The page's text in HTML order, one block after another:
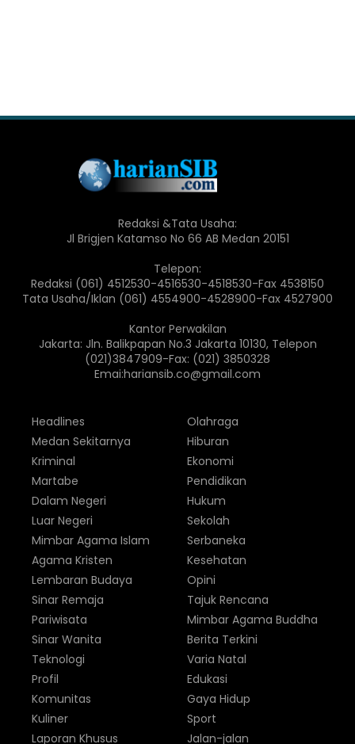
Redaksi &Tata Usaha:
Jl Brigjen Katamso No 66 AB Medan 20151
Telepon:
Redaksi (061) 4512530-4516530-4518530-Fax 4538150
Tata Usaha/Iklan (061) 4554900-4528900-Fax 4527900
Kantor Perwakilan
Jakarta: Jln. Balikpapan No.3 Jakarta 10130, Telepon
(021)3847909-Fax: (021) 3850328
Emai:hariansib.co@gmail.com
Headlines
Medan Sekitarnya
Kriminal
Martabe
Dalam Negeri
Luar Negeri
Olahraga
Hiburan
Ekonomi
Pendidikan
Hukum
Sekolah
Mimbar Agama Islam
Agama Kristen
Lembaran Budaya
Sinar Remaja
Pariwisata
Sinar Wanita
Serbaneka
Kesehatan
Opini
Tajuk Rencana
Mimbar Agama Buddha
Berita Terkini
Teknologi
Profil
Komunitas
Kuliner
Laporan Khusus
Varia Natal
Edukasi
Gaya Hidup
Sport
Jalan-jalan